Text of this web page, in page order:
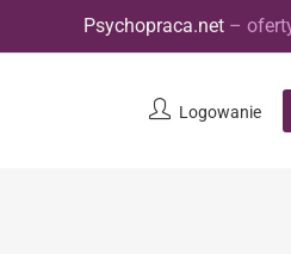
Psychopraca.net –
Logowanie